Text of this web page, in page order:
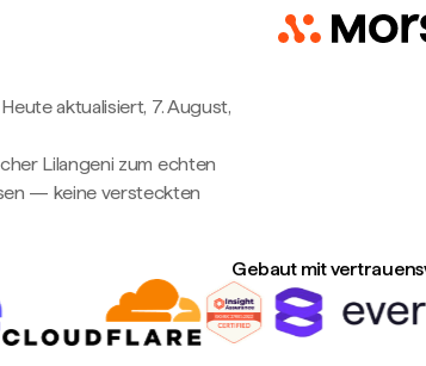
Heute aktualisiert, 7. August,
Lilangeni zum echten
— keine versteckten
Gebaut mit